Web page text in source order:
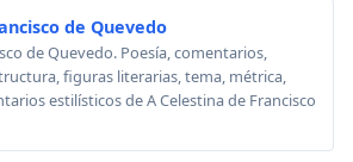
de Quevedo
de Quevedo. Poesía, comentarios,
figuras literarias, tema, métrica,
estilísticos de A Celestina de Francisco